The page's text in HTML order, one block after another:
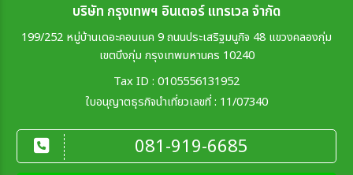
บริษัท กรุงเทพฯ อินเตอร์ แทรเวล จำกัด
199/252 หมู่บ้านเดอะคอนเนค 9 ถนนประเสริฐมนูกิจ 48 แขวงคลองกุ่ม
เขตบึงกุ่ม กรุงเทพมหานคร 10240
Tax ID : 0105556131952
ใบอนุญาตธุรกิจนำเที่ยวเลขที่ : 11/07340
081-919-6685